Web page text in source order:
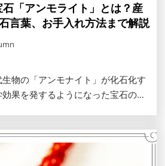
石「アンモライト」とは？産
言葉、お手入れ方法まで解説
物の「アンモナイト」が化石化す
果を発するようになった宝石のこ